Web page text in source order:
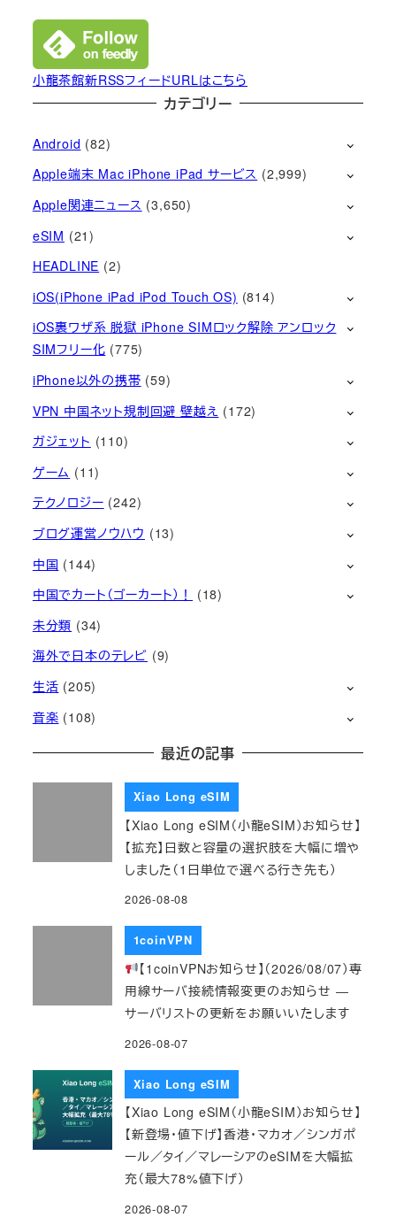
小龍茶館新RSSフィードURLはこちら
カテゴリー
Android (82)
Apple端末 Mac iPhone iPad サービス (2,999)
Apple関連ニュース (3,650)
eSIM (21)
HEADLINE (2)
iOS(iPhone iPad iPod Touch OS) (814)
iOS裏ワザ系 脱獄 iPhone SIMロック解除 アンロック
SIMフリー化 (775)
iPhone以外の携帯 (59)
VPN 中国ネット規制回避 壁越え (172)
ガジェット (110)
ゲーム (11)
テクノロジー (242)
ブログ運営ノウハウ (13)
中国 (144)
中国でカート（ゴーカート）！
(18)
未分類 (34)
海外で日本のテレビ (9)
生活 (205)
音楽 (108)
最近の記事
Xiao Long eSIM
【Xiao Long eSIM（小龍eSIM）お知らせ】
【拡充】日数と容量の選択肢を大幅に増や
しました（1日単位で選べる行き先も）
2026-08-08
1coinVPN
【1coinVPNお知らせ】（2026/08/07）専
用線サーバ接続情報変更のお知らせ ―
サーバリストの更新をお願いいたします
2026-08-07
Xiao Long eSIM
【Xiao Long eSIM（小龍eSIM）お知らせ】
【新登場・値下げ】香港・マカオ／シンガポ
ール／タイ／マレーシアのeSIMを大幅拡
充（最大78%値下げ）
2026-08-07